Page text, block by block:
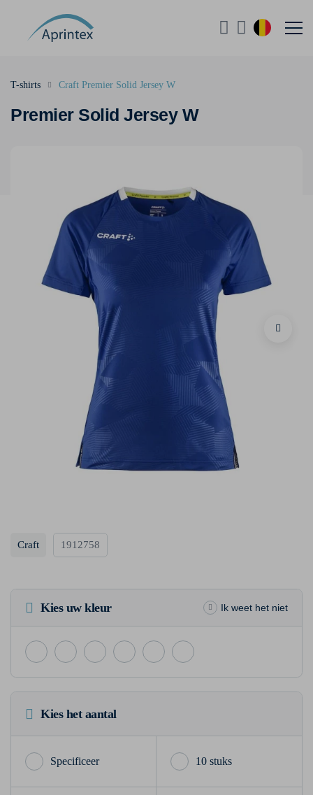
Premier Solid Jersey W
T-shirts Craft Premier Solid Jersey W
Craft 1912758
Kies uw kleur Ik weet het niet
Kies het aantal
10 stuks